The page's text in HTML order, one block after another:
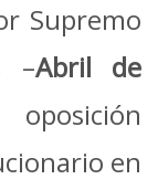
Supremo
–Abril de
en